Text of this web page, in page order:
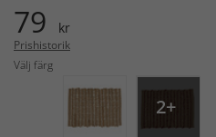
79 kr
Prishistorik
Välj färg
2+